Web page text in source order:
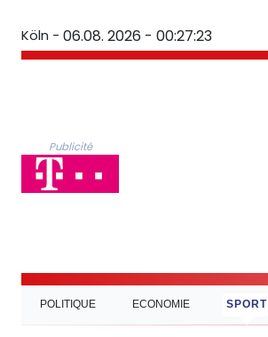
Köln - 06.08. 2026 - 00:27:24
Publicité
POLITIQUE ECONOMIE SPORT